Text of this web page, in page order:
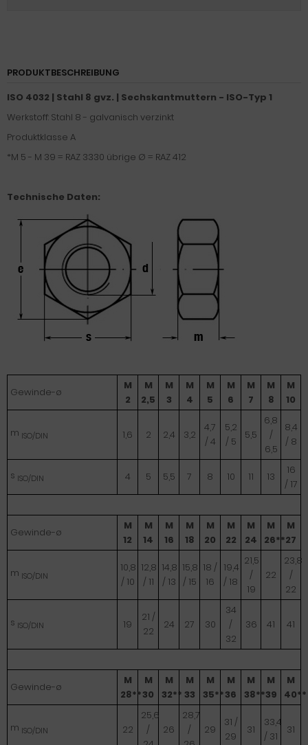
PRODUKTBESCHREIBUNG
ISO 4032 | Stahl 8 gvz. | Sechskantmuttern - ISO-Typ 1
Werkstoff: Stahl 8 - galvanisch verzinkt
Produktklasse A
*M 5 - M 39 = RAZ 3330 übrige Ø = RAZ 412
Technische Daten:
Gewinde-ø
M
2
M
2,5
M
3
M
4
M
5
M
6
M
7
M
8
M
10
m ISO/DIN 1,6 2 2,4 3,2
4,7
/ 4
5,2
/ 5
5,5
6,8
/
6,5
8,4
/ 8
s ISO/DIN 4 5 5,5 7 8 10 11 13
16
/ 17
Gewinde-ø
M
12
M
14
M
16
M
18
M
20
M
22
M
24
M
26**
M
27
m ISO/DIN
10,8
/ 10
12,8
/ 11
14,8
/ 13
15,8
/ 15
18 /
16
19,4
/ 18
21,5
/
19
22
23,8
/
22
s ISO/DIN 19
21 /
22
24 27 30
34
/
32
36 41 41
Gewinde-ø
M
28**
M
30
M
32**
M
33
M
35**
M
36
M
38**
M
39
M
40**
m ISO/DIN 22
25,6
/
26
28,7
/
29
31 /
29
31
33,4
/ 31
31